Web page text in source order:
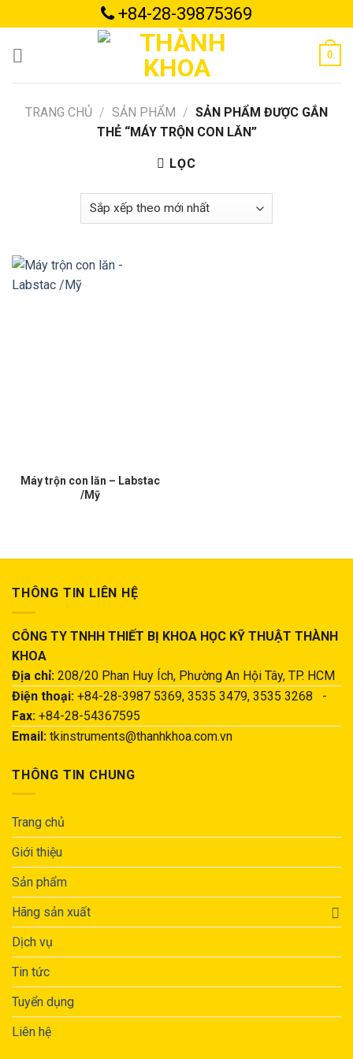
to
content
+84-28-39875369
0
TRANG CHỦ / SẢN PHẨM / SẢN PHẨM ĐƯỢC GẮN
THẺ “MÁY TRỘN CON LĂN”
LỌC
Máy trộn con lăn – Labstac
/Mỹ
THÔNG TIN LIÊN HỆ
CÔNG TY TNHH THIẾT BỊ KHOA HỌC KỸ THUẬT THÀNH
KHOA
Địa chỉ: 208/20 Phan Huy Ích, Phường An Hội Tây, TP. HCM
Điện thoại: +84-28-3987 5369, 3535 3479, 3535 3268 -
Fax: +84-28-54367595
Email: tkinstruments@thanhkhoa.com.vn
THÔNG TIN CHUNG
Trang chủ
Giới thiệu
Sản phẩm
Hãng sản xuất
Dịch vụ
Tin tức
Tuyển dụng
Liên hệ